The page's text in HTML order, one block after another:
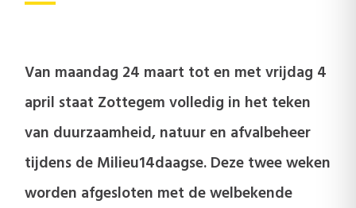
Van maandag 24 maart tot en met vrijdag 4
april staat Zottegem volledig in het teken
van duurzaamheid, natuur en afvalbeheer
tijdens de Milieu14daagse. Deze twee weken
worden afgesloten met de welbekende